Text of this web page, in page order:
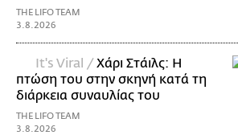
THE LIFO TEAM
3.8.2026
It's Viral /Χάρι Στάιλς: Η
πτώση του στην σκηνή κατά τη
διάρκεια συναυλίας του
THE LIFO TEAM
3.8.2026